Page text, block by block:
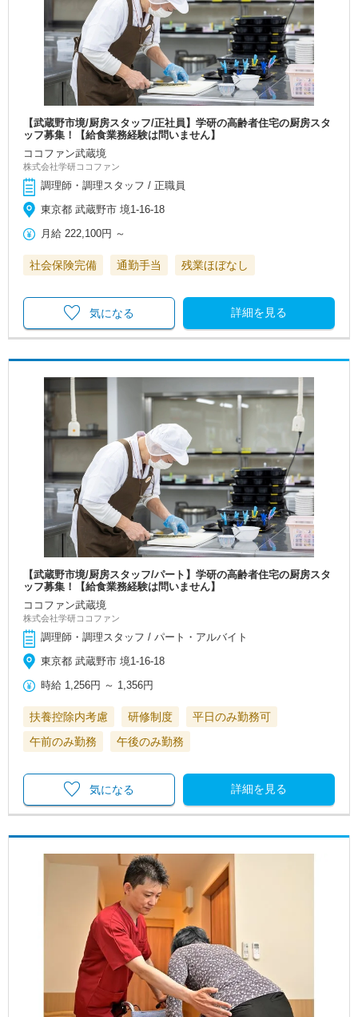
【武蔵野市境/厨房スタッフ/正社員】学研の高齢者住宅の厨房スタ
ッフ募集！【給食業務経験は問いません】
ココファン武蔵境
株式会社学研ココファン
調理師・調理スタッフ / 正職員
東京都 武蔵野市 境1-16-18
月給 222,100円 ～
社会保険完備 通勤手当 残業ほぼなし
詳細を見る
気になる
【武蔵野市境/厨房スタッフ/パート】学研の高齢者住宅の厨房スタ
ッフ募集！【給食業務経験は問いません】
ココファン武蔵境
株式会社学研ココファン
調理師・調理スタッフ / パート・アルバイト
東京都 武蔵野市 境1-16-18
時給 1,256円 ～ 1,356円
扶養控除内考慮 研修制度
平日のみ勤務可
午前のみ勤務
午後のみ勤務
詳細を見る
気になる